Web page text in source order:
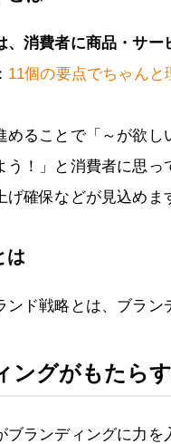
、消費者に商品・サ
11個の要点でちゃんと
めることで「～が欲
う！」と消費者に思
確保などが見込めま
は
ンド戦略とは、ブラン
ングがもたら
ブランディングに力